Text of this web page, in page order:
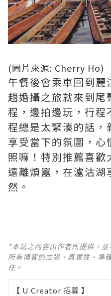
(圖片來源: Cherry Ho)
午餐後會乘車回到麗
趟婚攝之旅就來到尾
程，邊拍邊玩，行程
程總是太緊湊的話，
享受當下的氛圍， 心
照嘛！特別推薦喜歡
遠離煩囂，在瀘沽湖
然。
*本站之內容由作者所提供，
所有博客的立場、真實性、準
任。
【 U Creator 招募 】